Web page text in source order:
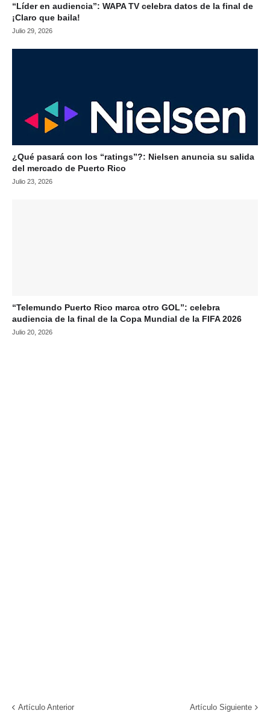
“Líder en audiencia”: WAPA TV celebra datos de la final de
¡Claro que baila!
Julio 29, 2026
¿Qué pasará con los “ratings”?: Nielsen anuncia su salida
del mercado de Puerto Rico
Julio 23, 2026
“Telemundo Puerto Rico marca otro GOL”: celebra
audiencia de la final de la Copa Mundial de la FIFA 2026
Julio 20, 2026
Artículo Anterior Artículo Siguiente